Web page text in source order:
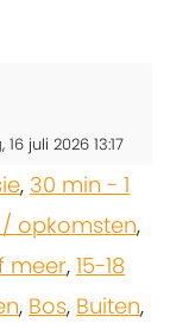
juli 2026 13:17
, 30 min - 1
opkomsten,
meer, 15-18
, Bos, Buiten,